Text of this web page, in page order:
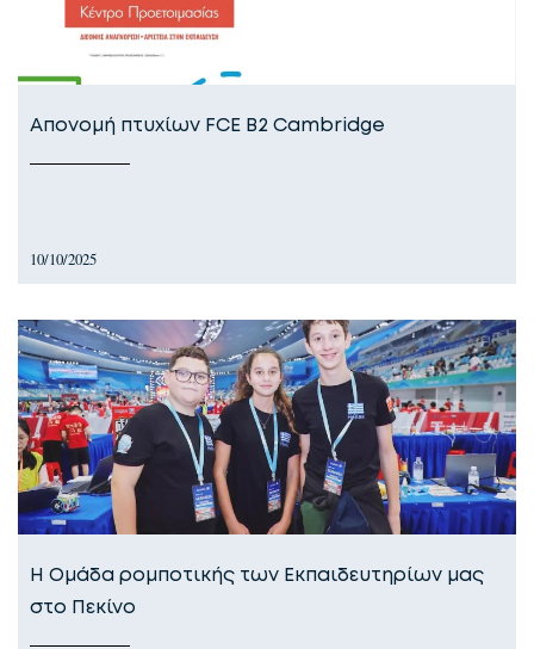
Απονομή πτυχίων FCE Β2 Cambridge
10/10/2025
Η Ομάδα ρομποτικής των Εκπαιδευτηρίων μας
στο Πεκίνο